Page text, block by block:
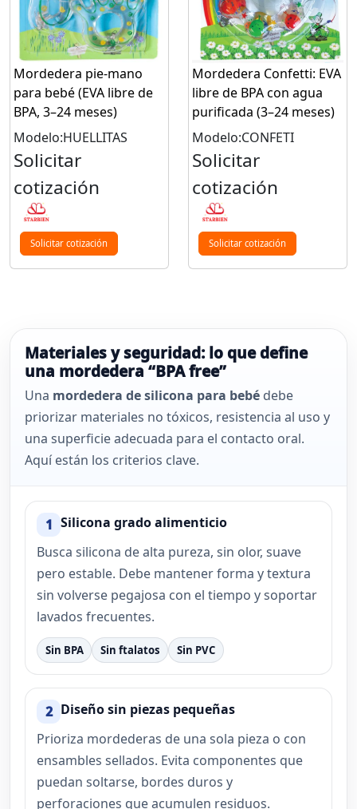
Mordedera pie-mano
para bebé (EVA libre de
BPA, 3–24 meses)
Modelo:HUELLITAS
Solicitar
cotización
Solicitar cotización
Mordedera Confetti: EVA
libre de BPA con agua
purificada (3–24 meses)
Modelo:CONFETI
Solicitar
cotización
Solicitar cotización
Materiales y seguridad: lo que define
una mordedera “BPA free”
Una mordedera de silicona para bebé debe
priorizar materiales no tóxicos, resistencia al uso y
una superficie adecuada para el contacto oral.
Aquí están los criterios clave.
1 Silicona grado alimenticio
Busca silicona de alta pureza, sin olor, suave
pero estable. Debe mantener forma y textura
sin volverse pegajosa con el tiempo y soportar
lavados frecuentes.
Sin BPA Sin ftalatos Sin PVC
2 Diseño sin piezas pequeñas
Prioriza mordederas de una sola pieza o con
ensambles sellados. Evita componentes que
puedan soltarse, bordes duros y
perforaciones que acumulen residuos.